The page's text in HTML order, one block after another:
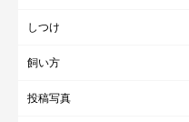
しつけ
飼い方
投稿写真